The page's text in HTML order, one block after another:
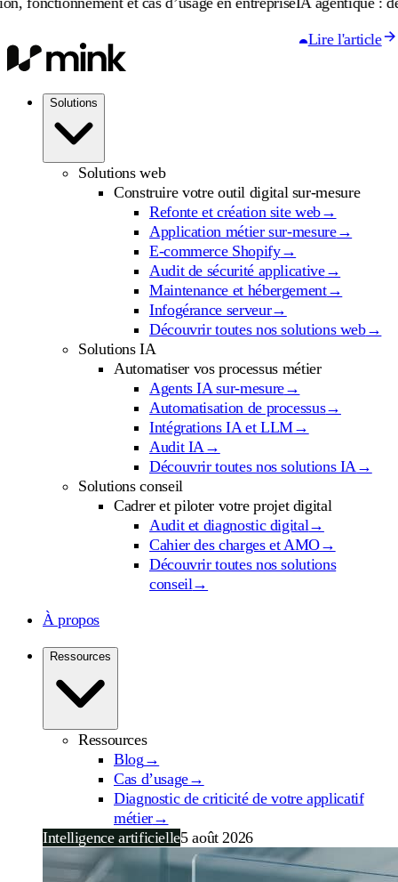
Lire l'article
Solutions
Solutions web
Construire votre outil digital sur-mesure
Refonte et création site web→
Application métier sur-mesure→
E-commerce Shopify→
Audit de sécurité applicative→
Maintenance et hébergement→
Infogérance serveur→
Découvrir toutes nos solutions web→
Solutions IA
Automatiser vos processus métier
Agents IA sur-mesure→
Automatisation de processus→
Intégrations IA et LLM→
Audit IA→
Découvrir toutes nos solutions IA→
Solutions conseil
Cadrer et piloter votre projet digital
Audit et diagnostic digital→
Cahier des charges et AMO→
Découvrir toutes nos solutions
conseil→
À propos
Ressources
Ressources
Blog →
Cas d’usage→
Diagnostic de criticité de votre applicatif
métier→
Intelligence artificielle5 août 2026